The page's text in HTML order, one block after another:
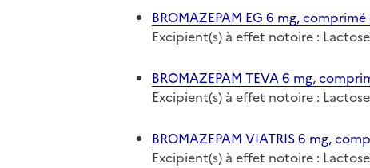
BROMAZEPAM EG 6 mg,
Excipient(s) à effet notoire : Lactose
BROMAZEPAM TEVA 6 mg,
Excipient(s) à effet notoire : Lactose
BROMAZEPAM VIATRIS 6 mg,
Excipient(s) à effet notoire : Lactose